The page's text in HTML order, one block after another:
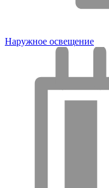
Наружное освещение